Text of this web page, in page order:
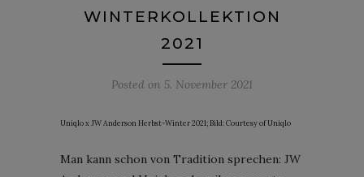
WINTERKOLLEKTION
2021
Posted on 5. November 2021
Uniqlo x JW Anderson Herbst-Winter 2021; Bild: Courtesy of Uniqlo
Man kann schon von Tradition sprechen: JW